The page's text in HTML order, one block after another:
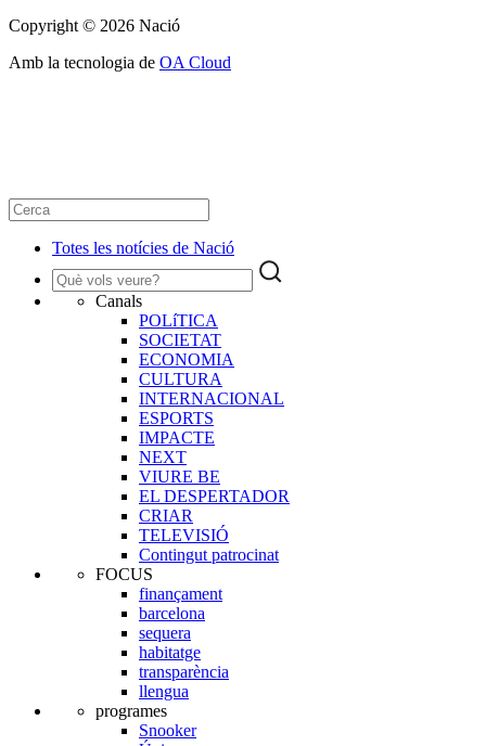
Copyright © 2026 Nació
Amb la tecnologia de OA Cloud
Totes les notícies de Nació
Canals
POLíTICA
SOCIETAT
ECONOMIA
CULTURA
INTERNACIONAL
ESPORTS
IMPACTE
NEXT
VIURE BE
EL DESPERTADOR
CRIAR
TELEVISIÓ
Contingut patrocinat
FOCUS
finançament
barcelona
sequera
habitatge
transparència
llengua
programes
Snooker